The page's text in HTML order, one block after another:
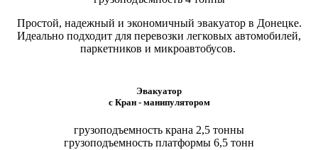
Простой, надежный и экономичный эвакуатор в Донецке.
Идеально подходит для перевозки легковых автомобилей,
паркетников и микроавтобусов.
Эвакуатор
с Кран - манипулятором
грузоподъемность крана 2,5 тонны
грузоподъемность платформы 6,5 тонн